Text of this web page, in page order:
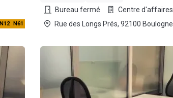
N12 N61
Bureau fermé
Centre d'affaires
Rue des Longs Prés, 92100 Boulogne-